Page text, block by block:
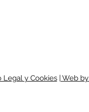
Legal y Cookies | Web by